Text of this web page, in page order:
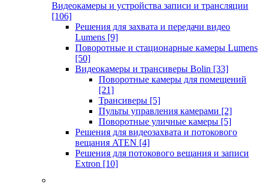
Видеокамеры и устройства записи и трансляции
[106]
Решения для захвата и передачи видео
Lumens [9]
Поворотные и стационарные камеры Lumens
[50]
Видеокамеры и трансиверы Bolin [33]
Поворотные камеры для помещений
[21]
Трансиверы [5]
Пульты управления камерами [2]
Поворотные уличные камеры [5]
Решения для видеозахвата и потокового
вещания ATEN [4]
Решения для потокового вещания и записи
Extron [10]